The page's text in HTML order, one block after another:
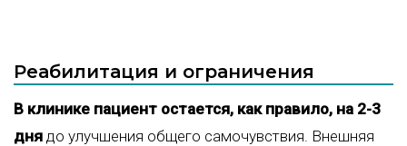
Реабилитация и ограничения
В клинике пациент остается, как правило, на 2-3
дня до улучшения общего самочувствия. Внешняя